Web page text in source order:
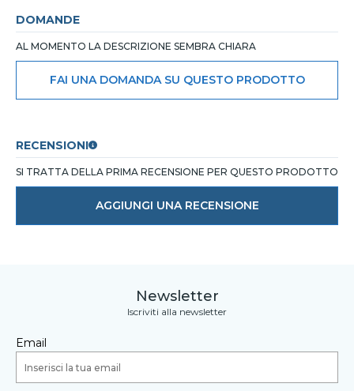
DOMANDE
AL MOMENTO LA DESCRIZIONE SEMBRA CHIARA
FAI UNA DOMANDA SU QUESTO PRODOTTO
RECENSIONI
SI TRATTA DELLA PRIMA RECENSIONE PER QUESTO PRODOTTO
AGGIUNGI UNA RECENSIONE
Newsletter
Iscriviti alla newsletter
Email